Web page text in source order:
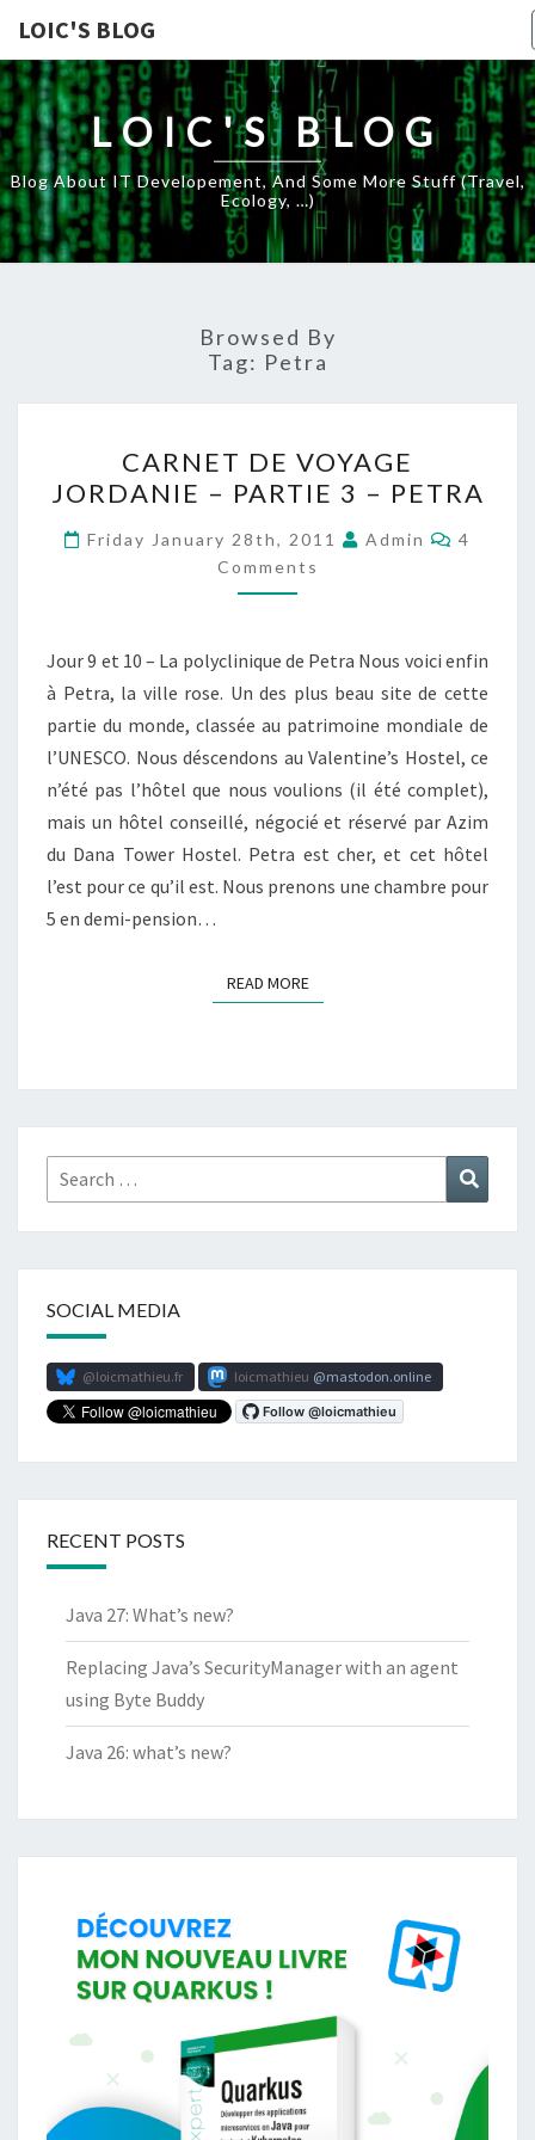
LOIC'S BLOG
LOIC'S BLOG
Blog About IT Developement, And Some More Stuff (travel,
Ecology, …)
Browsed By
Tag: Petra
DE
VOYAGE
JORDANIE
–
PARTIE
–
PETRA
CARNET DE VOYAGE
JORDANIE – PARTIE 3 – PETRA
Friday January 28th, 2011 Admin
4
Comments
Jour 9 et 10 – La polyclinique de Petra Nous voici enfin
à Petra, la ville rose. Un des plus beau site de cette
partie du monde, classée au patrimoine mondiale de
l’UNESCO. Nous déscendons au Valentine’s Hostel, ce
n’été pas l’hôtel que nous voulions (il été complet),
mais un hôtel conseillé, négocié et réservé par Azim
du Dana Tower Hostel. Petra est cher, et cet hôtel
l’est pour ce qu’il est. Nous prenons une chambre pour
5 en demi-pension…
READ MOREREAD MORE
Search
for:
SOCIAL MEDIA
@loicmathieu.fr loicmathieu mastodon.online
RECENT POSTS
Java 27: What’s new?
Replacing Java’s SecurityManager with an agent
using Byte Buddy
Java 26: what’s new?